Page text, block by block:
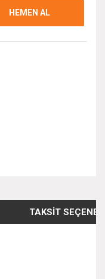
HEMEN AL
TAKSIT